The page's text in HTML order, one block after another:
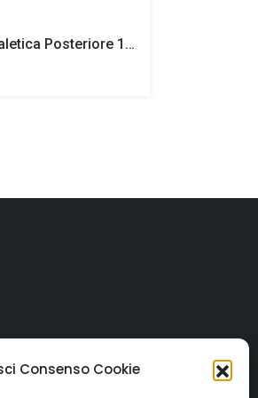
Consenso Cookie
Barra Ripetitrice Segnaletica Posteriore 12/24V